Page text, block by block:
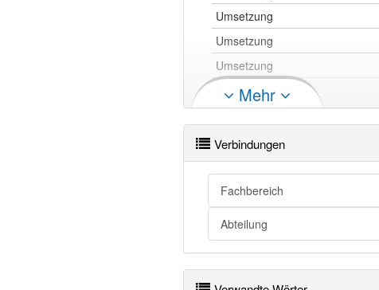
Umsetzung
Umsetzung
Umsetzung
Umsetzung
Umsetzung
Umsetzung
Umsetzung
Mehr
Verbindungen
Fachbereich
Abteilung